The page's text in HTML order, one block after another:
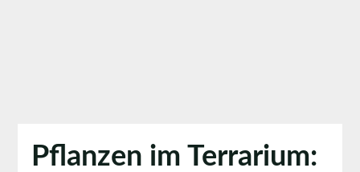
Pflanzen im Terrarium: